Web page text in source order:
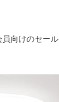
向けのセール